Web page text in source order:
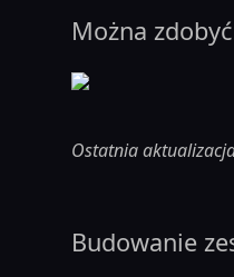
Można
Ostatnia
Budowanie